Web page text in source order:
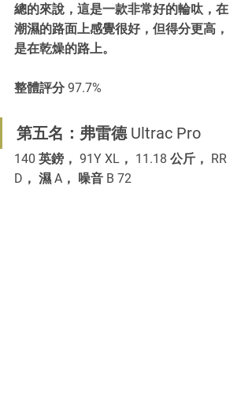
總的來說，這是一款非常好的輪呔，在
潮濕的路面上感覺很好，但得分更高，
是在乾燥的路上。
整體評分 97.7%
第五名：弗雷德 Ultrac Pro
140 英鎊， 91Y XL， 11.18 公斤， RR
D， 濕 A， 噪音 B 72